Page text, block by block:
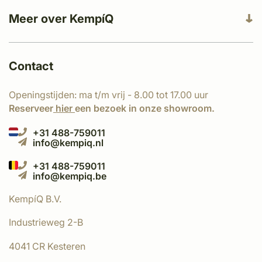
Meer over KempíQ
Contact
Openingstijden: ma t/m vrij - 8.00 tot 17.00 uur
Reserveer hier een bezoek in onze showroom.
+31 488-759011
info@kempiq.nl
+31 488-759011
info@kempiq.be
KempíQ B.V.
Industrieweg 2-B
4041 CR Kesteren